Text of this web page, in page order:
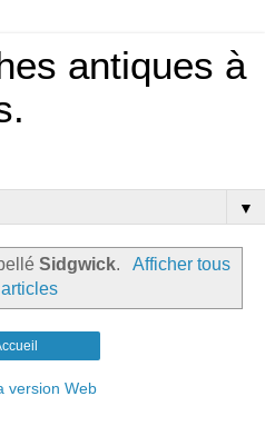
antiques à
▼
Sidgwick.
Afficher tous
articles
version Web